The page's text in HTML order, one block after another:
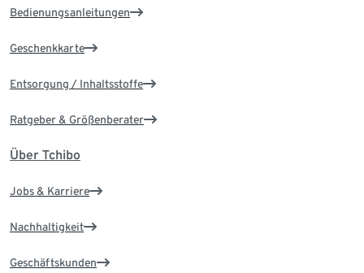
Bedienungsanleitungen
Geschenkkarte
Entsorgung / Inhaltsstoffe
Ratgeber & Größenberater
Über Tchibo
Jobs & Karriere
Nachhaltigkeit
Geschäftskunden